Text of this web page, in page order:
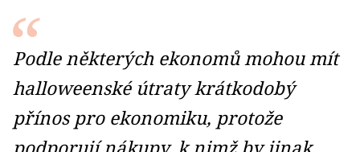
Podle některých ekonomů mohou mít
halloweenské útraty krátkodobý
přínos pro ekonomiku, protože